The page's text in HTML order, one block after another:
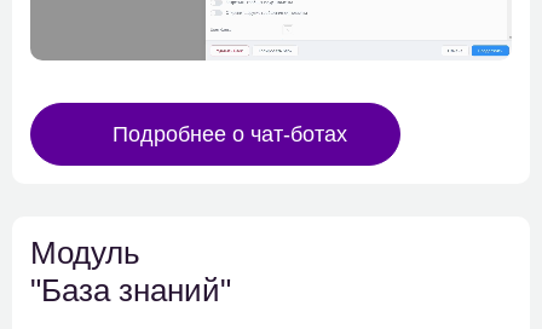
Подробнее о чат-ботах
Модуль
"База знаний"